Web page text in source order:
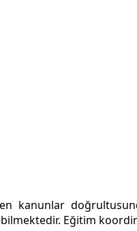
kanunlar
Eğitim